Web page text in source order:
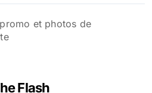
et photos de
Flash